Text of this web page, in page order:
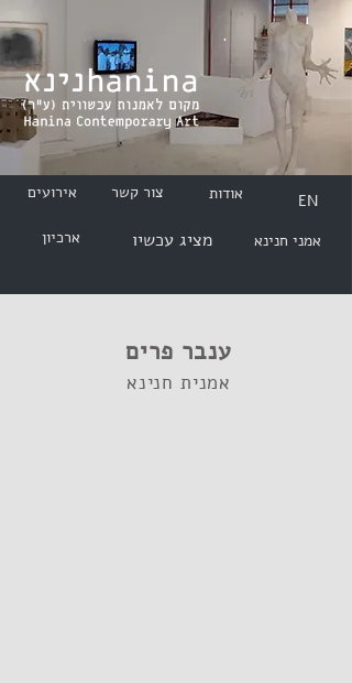
EN צור קשר אירועים
ארכיון
אודות
אמני חנינא מציג עכשיו
ענבר פרים
אמנית חנינא